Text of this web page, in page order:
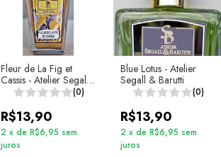
Fleur de La Fig et
Cassis - Atelier Segall
& Barutti
(0)
R$13,90
2 x de R$6,95 sem
juros
Blue Lotus - Atelier
Segall & Barutti
(0)
R$13,90
2 x de R$6,95 sem
juros